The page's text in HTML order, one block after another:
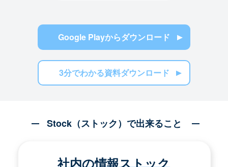
Google Playからダウンロード
3分でわかる資料ダウンロード
Stock（ストック）で出来ること
社内の情報ストック